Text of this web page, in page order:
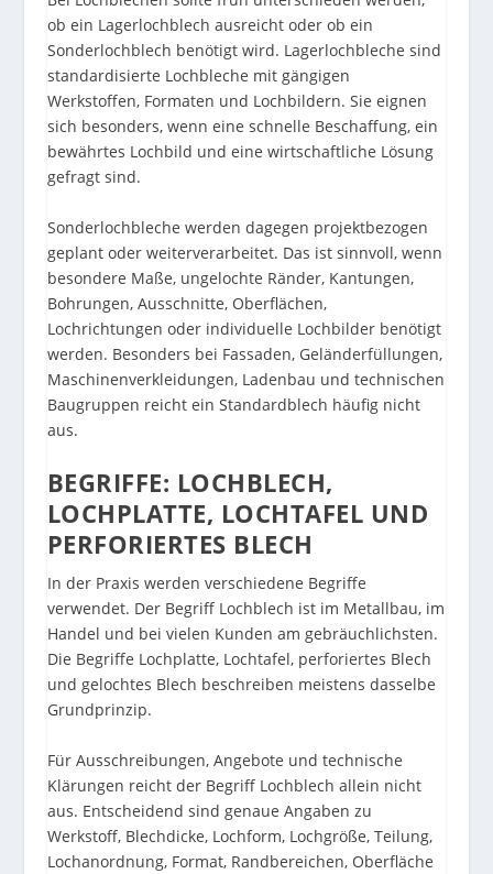
ob ein Lagerlochblech ausreicht oder ob ein
Sonderlochblech benötigt wird. Lagerlochbleche sind
standardisierte Lochbleche mit gängigen
Werkstoffen, Formaten und Lochbildern. Sie eignen
sich besonders, wenn eine schnelle Beschaffung, ein
bewährtes Lochbild und eine wirtschaftliche Lösung
gefragt sind.
Sonderlochbleche werden dagegen projektbezogen
geplant oder weiterverarbeitet. Das ist sinnvoll, wenn
besondere Maße, ungelochte Ränder, Kantungen,
Bohrungen, Ausschnitte, Oberflächen,
Lochrichtungen oder individuelle Lochbilder benötigt
werden. Besonders bei Fassaden, Geländerfüllungen,
Maschinenverkleidungen, Ladenbau und technischen
Baugruppen reicht ein Standardblech häufig nicht
aus.
BEGRIFFE: LOCHBLECH,
LOCHPLATTE, LOCHTAFEL UND
PERFORIERTES BLECH
In der Praxis werden verschiedene Begriffe
verwendet. Der Begriff Lochblech ist im Metallbau, im
Handel und bei vielen Kunden am gebräuchlichsten.
Die Begriffe Lochplatte, Lochtafel, perforiertes Blech
und gelochtes Blech beschreiben meistens dasselbe
Grundprinzip.
Für Ausschreibungen, Angebote und technische
Klärungen reicht der Begriff Lochblech allein nicht
aus. Entscheidend sind genaue Angaben zu
Werkstoff, Blechdicke, Lochform, Lochgröße, Teilung,
Lochanordnung, Format, Randbereichen, Oberfläche